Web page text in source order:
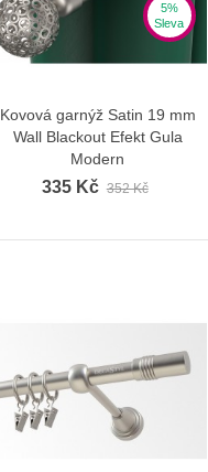
5%
Sleva
Zobrazit více
Kovová garnýž Satin 19 mm
Wall Blackout Efekt Gula
Modern
335 Kč 352 Kč